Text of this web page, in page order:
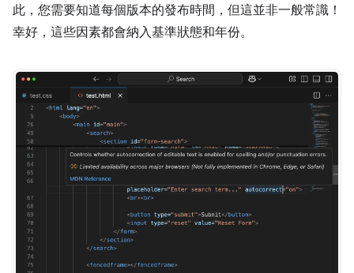
此，您需要知道每個版本的發布時間，但這並非一般常識！
幸好，這些因素都會納入基準狀態和年份。